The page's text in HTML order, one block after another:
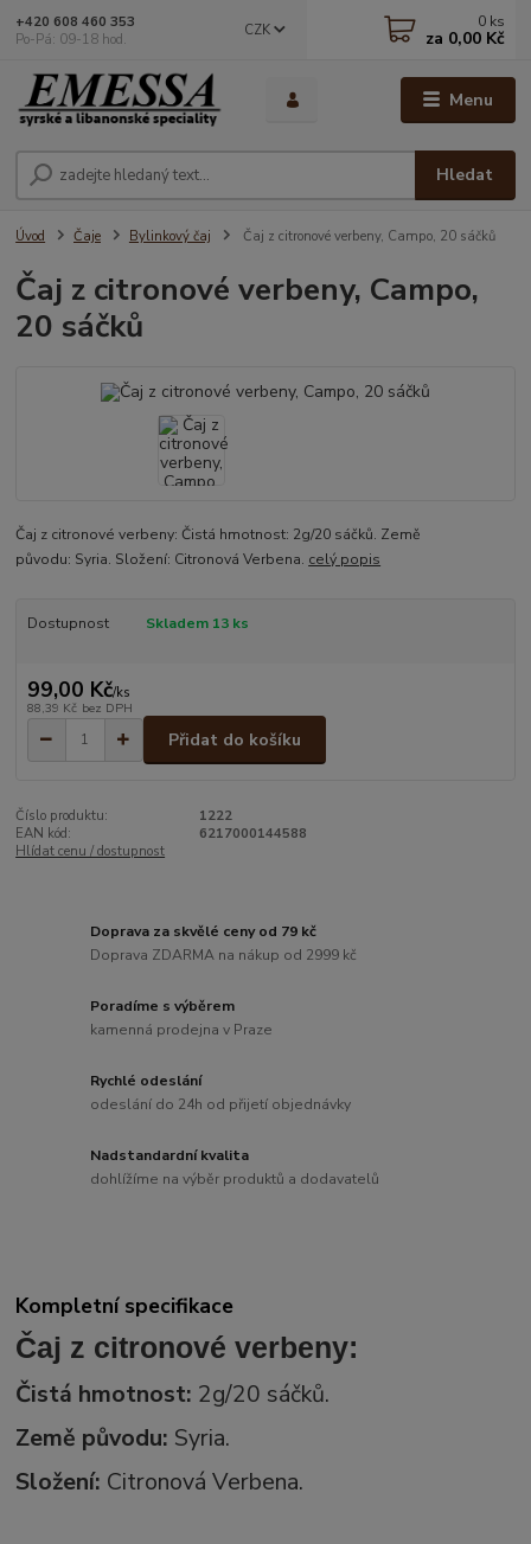
Menu
CZK
Hledat
+420 608 460 353
Po-Pá: 09-18 hod.
0 ks
za 0,00 Kč
Úvod Čaje Bylinkový čaj Čaj z citronové verbeny, Campo, 20 sáčků
Čaj z citronové verbeny, Campo,
20 sáčků
Čaj z citronové verbeny: Čistá hmotnost: 2g/20 sáčků. Země
původu: Syria. Složení: Citronová Verbena. celý popis
Dostupnost Skladem 13 ks
99,00 Kč/ks
88,39 Kč bez DPH
Přidat do košíku
Číslo produktu:
1222
EAN kód:
6217000144588
Hlídat cenu / dostupnost
Doprava za skvělé ceny od 79 kč
Doprava ZDARMA na nákup od 2999 kč
Poradíme s výběrem
kamenná prodejna v Praze
Rychlé odeslání
odeslání do 24h od přijetí objednávky
Nadstandardní kvalita
dohlížíme na výběr produktů a dodavatelů
Kompletní specifikace
Čaj z citronové verbeny:
Čistá hmotnost: 2g/20 sáčků.
Země původu: Syria.
Složení: Citronová Verbena.